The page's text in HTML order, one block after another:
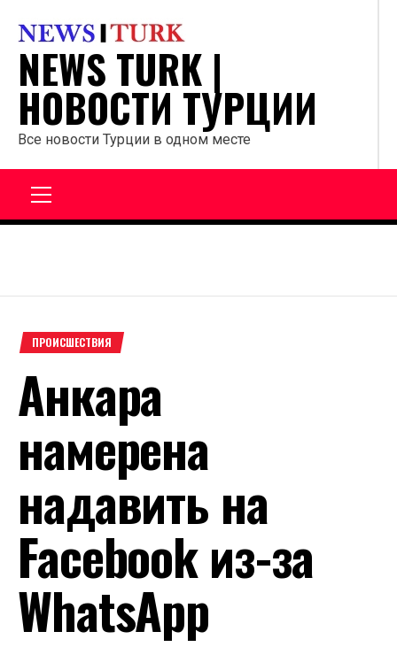
содержанию
NEWS TURK |
НОВОСТИ ТУРЦИИ
Все новости Турции в одном месте
ПРОИСШЕСТВИЯ
Анкара
намерена
надавить на
Facebook из-за
WhatsApp